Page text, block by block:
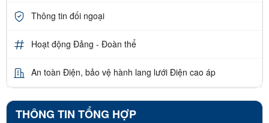
Thông tin đối ngoại
Hoạt động Đảng - Đoàn thể
An toàn Điện, bảo vệ hành lang lưới Điện cao áp
THÔNG TIN TỔNG HỢP